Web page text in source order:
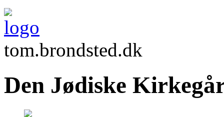
tom.brondsted.dk
Den Jødiske